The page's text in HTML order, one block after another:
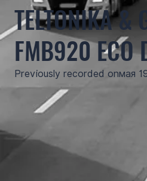
TELTONIKA &
FMB920 ECO
Previously recorded onмая